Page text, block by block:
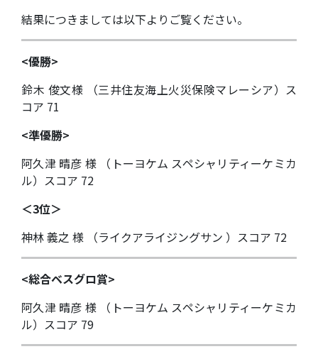
結果につきましては以下よりご覧ください。
<優勝>
鈴木 俊文様 （三井住友海上火災保険マレーシア）ス
コア 71
<準優勝>
阿久津 晴彦 様 （トーヨケム スペシャリティーケミカ
ル）スコア 72
＜3位＞
神林 義之 様 （ライクアライジングサン ）スコア 72
<総合ベスグロ賞>
阿久津 晴彦 様 （トーヨケム スペシャリティーケミカ
ル）スコア 79